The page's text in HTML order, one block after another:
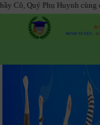
Quý Phụ Huynh cùng các